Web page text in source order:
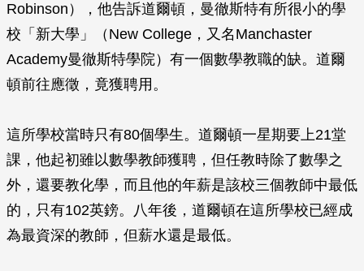
Robinson），他告訴道爾頓，曼徹斯特有所很小的學
校「新大學」（New College，又名Manchaster
Academy曼徹斯特學院）有一個數學教職的缺。道爾
頓前往應徵，竟獲聘用。
這所學校當時只有80個學生。道爾頓一星期要上21堂
課，他起初雖以數學教師獲聘，但任教時除了數學之
外，還要教化學，而且他的年薪是該校三個教師中最低
的，只有102英鎊。八年後，道爾頓在這所學校已經成
為最資深的教師，但薪水還是最低。